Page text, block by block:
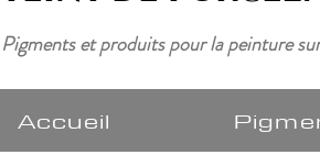
Pigments et produits pour la peinture
Accueil